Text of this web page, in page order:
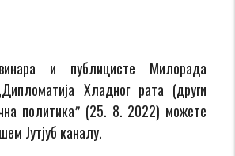
и публицисте Милорада
Хладног рата (други
политикаˮ (25. 8. 2022) можете
Јутјуб каналу.